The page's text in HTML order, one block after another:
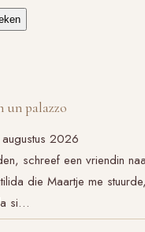
un palazzo
2026
schreef een vriendin
die Maartje me
si…